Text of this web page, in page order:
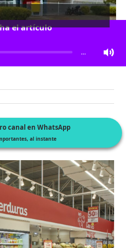
el artículo
…
canal en WhatsApp
al instante